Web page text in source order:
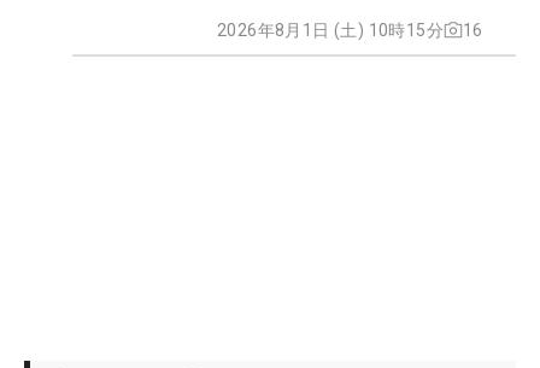
2026年8月1日 (土) 10時15分 16